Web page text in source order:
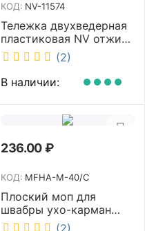
КОД: NV-11574
Тележка двухведерная
пластиковая NV отжим
2х23л NV-11574
(2)
В наличии:
236.00₽
КОД: MFHA-M-40/C
Плоский моп для
швабры ухо-карман
белый 40 см NV MFHA-
(2)